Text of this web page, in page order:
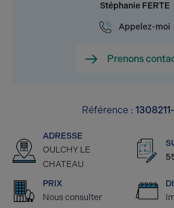
Stéphanie FERTE
Appelez-moi
Prenons
Référence :
ADRESSE
OULCHY LE
CHATEAU
PRIX
Nous consulter